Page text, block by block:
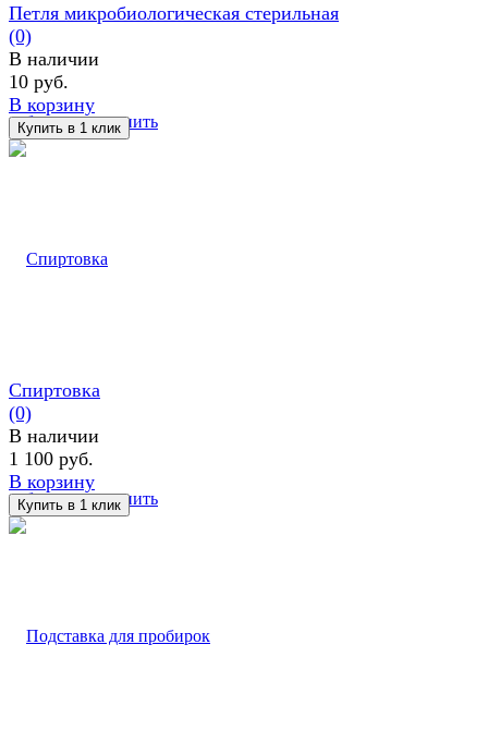
избранное сравнить
Петля микробиологическая стерильная
(0)
В наличии
10 руб.
В корзину
избранное сравнить
Спиртовка
(0)
В наличии
1 100 руб.
В корзину